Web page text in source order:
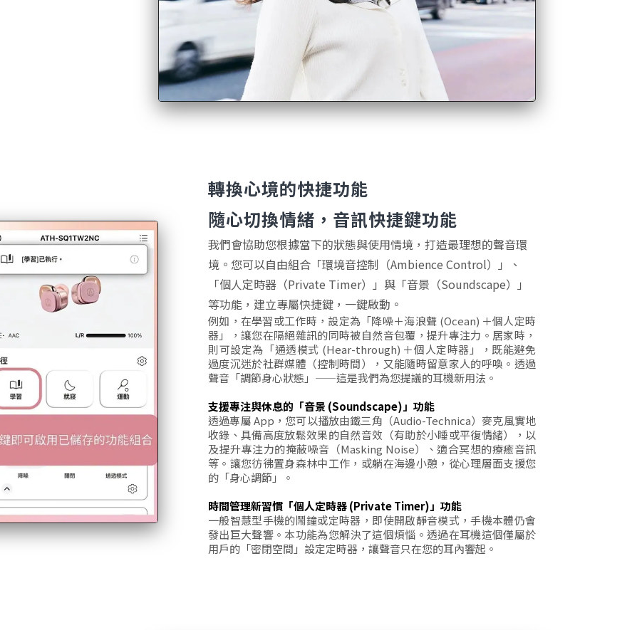
轉換心境的快捷功能
隨心切換情緒，音訊快捷鍵功能
我們會協助您根據當下的狀態與使用情境，打造最理想的聲音環
境。您可以自由組合「環境音控制（Ambience Control）」、
「個人定時器（Private Timer）」與「音景（Soundscape）」
等功能，建立專屬快捷鍵，一鍵啟動。
例如，在學習或工作時，設定為「降噪＋海浪聲 (Ocean) ＋個人定時
器」，讓您在隔絕雜訊的同時被自然音包覆，提升專注力。居家時，
則可設定為「通透模式 (Hear-through) ＋個人定時器」，既能避免
過度沉迷於社群媒體（控制時間），又能隨時留意家人的呼喚。透過
聲音「調節身心狀態」——這是我們為您提議的耳機新用法。
支援專注與休息的「音景 (Soundscape)」功能
透過專屬 App，您可以播放由鐵三角（Audio-Technica）麥克風實地
收錄、具備高度放鬆效果的自然音效（有助於小睡或平復情緒），以
及提升專注力的掩蔽噪音（Masking Noise）、適合冥想的療癒音訊
等。讓您彷彿置身森林中工作，或躺在海邊小憩，從心理層面支援您
的「身心調節」。
時間管理新習慣「個人定時器 (Private Timer)」功能
一般智慧型手機的鬧鐘或定時器，即使開啟靜音模式，手機本體仍會
發出巨大聲響。本功能為您解決了這個煩惱。透過在耳機這個僅屬於
用戶的「密閉空間」設定定時器，讓聲音只在您的耳內響起。